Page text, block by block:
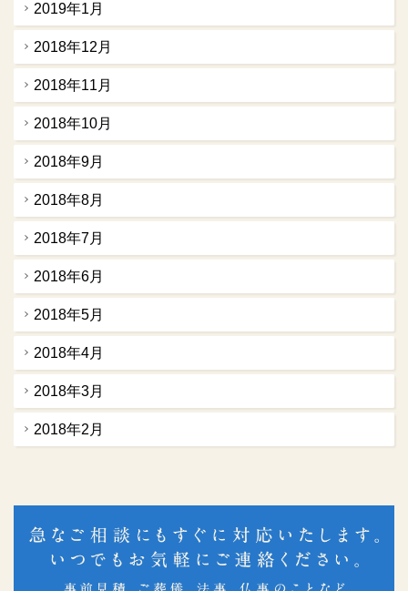
2019年1月
2018年12月
2018年11月
2018年10月
2018年9月
2018年8月
2018年7月
2018年6月
2018年5月
2018年4月
2018年3月
2018年2月